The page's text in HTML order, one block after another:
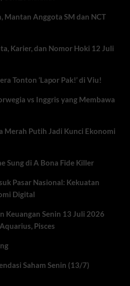
Mantan Anggota SM dan NCT
Karier, dan Nomor Hoki 12 Juli
Tonton ‘Lapor Pak!’ di Viu!
vs Inggris yang Membawa
Merah Putih Jadi Kunci Ekonomi
Sung di A Bona Fide Killer
Pasar Nasional: Kekuatan
Digital
Keuangan Senin 13 Juli 2026
Pisces
Saham Senin (13/7)